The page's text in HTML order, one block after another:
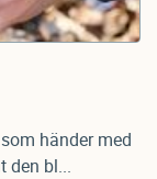
händer med
den bl...